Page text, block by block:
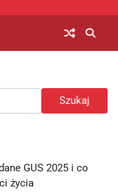
Szukaj
GUS 2025 i co
życia